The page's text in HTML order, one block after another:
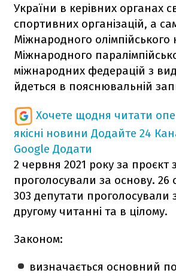
України в керівних органах
спортивних організацій, а
Міжнародного олімпійського
Міжнародного
міжнародних федерацій з
йдеться в пояснювальній
Хочете щодня читати
якісні новини Додайте 24
Google Додати
2 червня 2021 року за проєкт
проголосували за основу. 26
303 депутати проголосували
другому читанні та в цілому.
Законом:
визначається основний